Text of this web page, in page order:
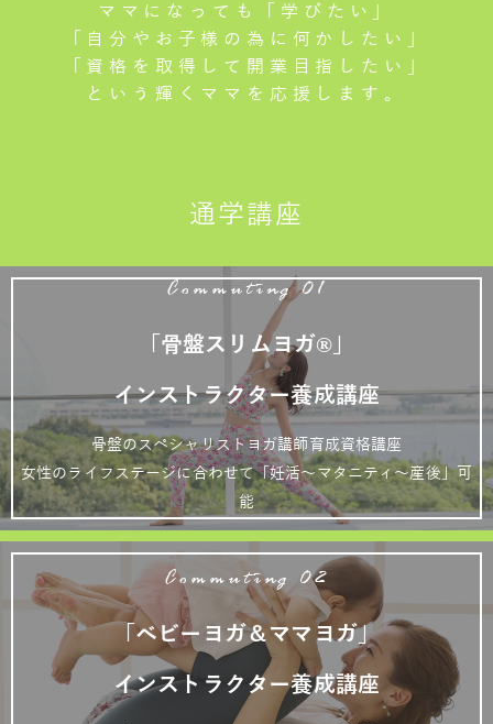
ママになっても「学びたい」
「自分やお子様の為に何かしたい」
「資格を取得して開業目指したい」
という輝くママを応援します。
通学講座
Commuting 01
「骨盤スリムヨガ®」
インストラクター養成講座
骨盤のスペシャリストヨガ講師育成資格講座
女性のライフステージに合わせて「妊活～マタニティ～産後」可
能
Commuting 02
「ベビーヨガ＆ママヨガ」
インストラクター養成講座